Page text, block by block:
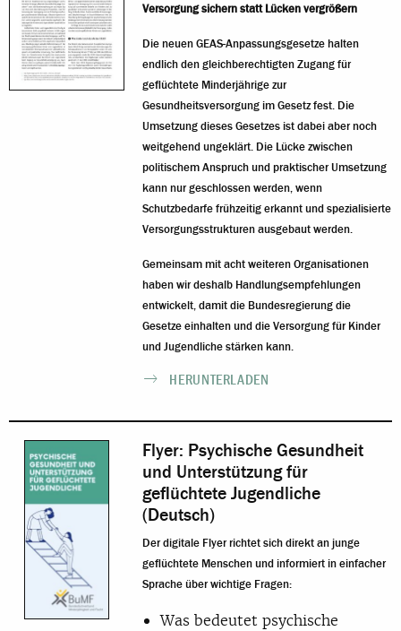
Versorgung sichern statt Lücken vergrößern
Die neuen GEAS-Anpassungsgesetze halten
endlich den gleichberechtigten Zugang für
geflüchtete Minderjährige zur
Gesundheitsversorgung im Gesetz fest. Die
Umsetzung dieses Gesetzes ist dabei aber noch
weitgehend ungeklärt. Die Lücke zwischen
politischem Anspruch und praktischer Umsetzung
kann nur geschlossen werden, wenn
Schutzbedarfe frühzeitig erkannt und spezialisierte
Versorgungsstrukturen ausgebaut werden.
Gemeinsam mit acht weiteren Organisationen
haben wir deshalb Handlungsempfehlungen
entwickelt, damit die Bundesregierung die
Gesetze einhalten und die Versorgung für Kinder
und Jugendliche stärken kann.
HERUNTERLADEN
Flyer: Psychische Gesundheit
und Unterstützung für
geflüchtete Jugendliche
(Deutsch)
Der digitale Flyer richtet sich direkt an junge
geflüchtete Menschen und informiert in einfacher
Sprache über wichtige Fragen:
Was bedeutet psychische